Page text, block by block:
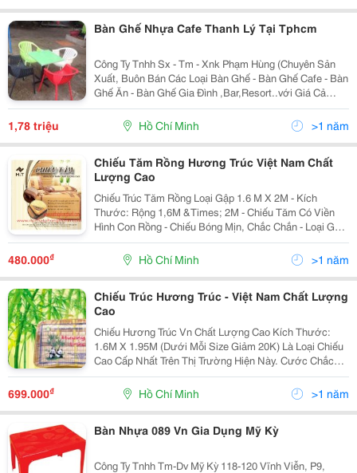
Bàn Ghế Nhựa Cafe Thanh Lý Tại Tphcm
Công Ty Tnhh Sx - Tm - Xnk Phạm Hùng (Chuyên Sản
Xuất, Buôn Bán Các Loại Bàn Ghế - Bàn Ghế Cafe - Bàn
Ghế Ăn - Bàn Ghế Gia Đình ,Bar,Resort..với Giá Cả
Cạnh Tranh Của Nhà Sản Xuất,Nhiều Mẫu Mã Đa
Dạng,Bảo Hành 12 Tháng,Vận Chuyển Miễn Phí,Uy Tín
1,78 triệu Hồ Chí Minh >1 năm
Chiếu Tăm Rồng Hương Trúc Việt Nam Chất
Lượng Cao
Chiếu Trúc Tăm Rồng Loại Gập 1.6 M X 2M - Kích
Thước: Rộng 1,6M &Times; 2M - Chiếu Tăm Có Viền
Hình Con Rồng - Chiếu Bóng Mịn, Chắc Chắn - Loại Gập:
Gọn Gàng Dễ Di Chuyển, Dễ Lao Chùi. - Có Thể Sử
Dụng Được Cả 2 Mặt: Mùa Hè Mặt Trúc, M
480.000₫ Hồ Chí Minh >1 năm
Chiếu Trúc Hương Trúc - Việt Nam Chất Lượng
Cao
Chiếu Hương Trúc Vn Chất Lượng Cao Kích Thước:
1.6M X 1.95M (Dưới Mỗi Size Giảm 20K) Là Loại Chiếu
Cao Cấp Nhất Trên Thị Trường Hiện Này. Cước Chắc
Chắn, Được Sâu Bằng Tay Lên Có Độ Bền Chắc Rất
Cao, Hạt Chiếu Rất Chắc, Không Bao Giờ B
699.000₫ Hồ Chí Minh >1 năm
Bàn Nhựa 089 Vn Gia Dụng Mỹ Kỳ
Công Ty Tnhh Tm-Dv Mỹ Kỳ 118-120 Vĩnh Viễn, P9,